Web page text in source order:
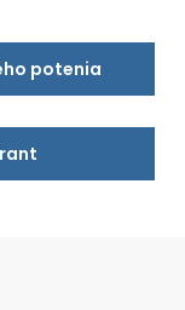
potenia